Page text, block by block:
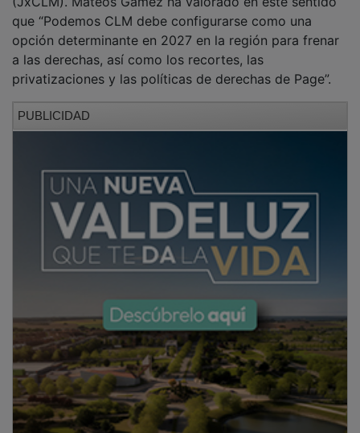
que “Podemos CLM debe configurarse como una
opción determinante en 2027 en la región para frenar
a las derechas, así como los recortes, las
privatizaciones y las políticas de derechas de Page”.